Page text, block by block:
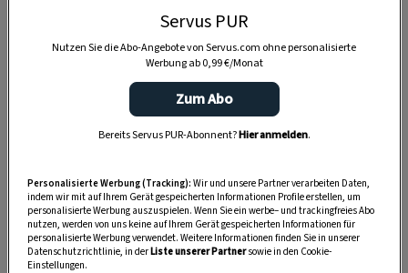
Servus PUR
Nutzen Sie die Abo-Angebote von Servus.com ohne personalisierte
Werbung ab 0,99 €/Monat
Zum Abo
Bereits Servus PUR-Abonnent?Hier anmelden.
Personalisierte Werbung (Tracking): Wir und unsere Partner verarbeiten Daten,
indem wir mit auf Ihrem Gerät gespeicherten Informationen Profile erstellen, um
personalisierte Werbung auszuspielen. Wenn Sie ein werbe– und trackingfreies Abo
nutzen, werden von uns keine auf Ihrem Gerät gespeicherten Informationen für
personalisierte Werbung verwendet. Weitere Informationen finden Sie in unserer
Datenschutzrichtlinie, in derListe unserer Partnersowie in den Cookie-
Einstellungen.